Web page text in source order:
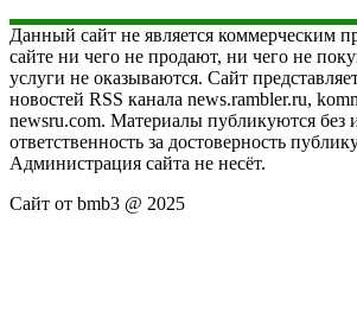
Данный сайт не является коммерческим
сайте ни чего не продают, ни чего не
услуги не оказываются. Сайт
новостей RSS канала news.rambler.ru,
newsru.com. Материалы публикуются без
ответственность за достоверность
Администрация сайта не несёт.
Сайт от bmb3 @ 2025